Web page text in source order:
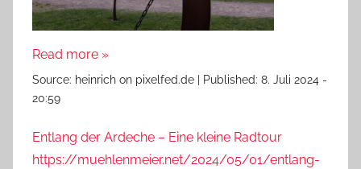
Read more »
Source: heinrich on pixelfed.de Published: 8. Juli 2024 -
20:59
Entlang der Ardeche – Eine kleine Radtour
https://muehlenmeier.net/2024/05/01/entlang-